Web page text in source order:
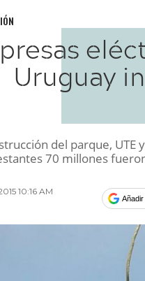
Uruguay
del parque,
70 millones
10:16 AM